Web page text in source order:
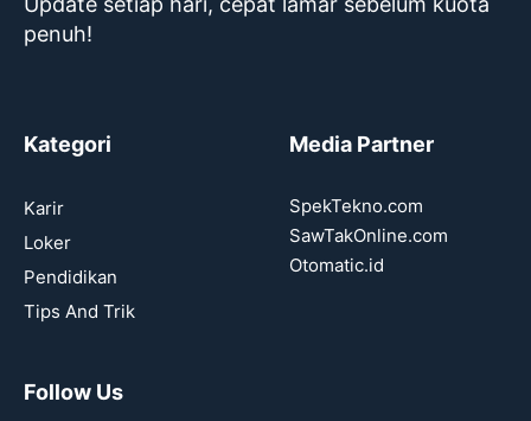
penuh!
Kategori
Karir
Loker
Pendidikan
Tips And Trik
Media Partner
SpekTekno.com
SawTakOnline.com
Otomatic.id
Follow Us